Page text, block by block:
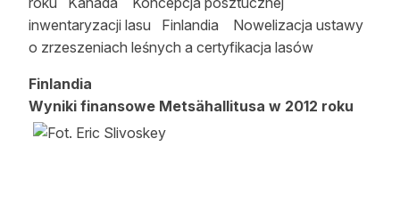
Auto do lasu
Dla drwala
Leśnik na zakupach
Z zagranicy
inwentaryzacji lasu Finlandia Nowelizacja ustawy
o zrzeszeniach leśnych a certyfikacja lasów
Finlandia
Wyniki finansowe Metsähallitusa w 2012 roku